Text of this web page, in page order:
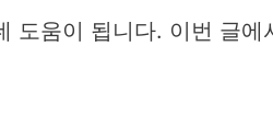
도움이 됩니다. 이번 글에